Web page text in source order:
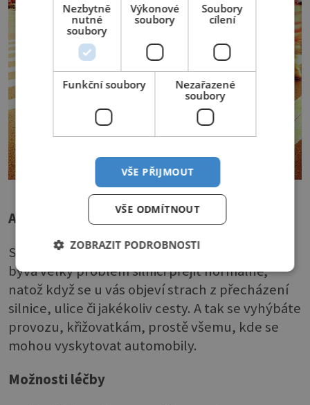
Agyrofobie
Strach z přecházení silnic. V hlavním městě
bývá velký problém silnici přejít normálně,
natož když se u vás objeví strach z přecházení
silnice, ulice či jakékoliv cesty. A tak se vyhýbáte
provozu, křižovatkám, prostě všemu, kde se
mohou vyskytovat automobily.
Možnosti léčby
Nezbytně
nutné
soubory
Výkonové
soubory
Soubory
cílení
Funkční soubory
Nezařazené
soubory
VŠE PŘIJMOUT
VŠE ODMÍTNOUT
ZOBRAZIT PODROBNOSTI